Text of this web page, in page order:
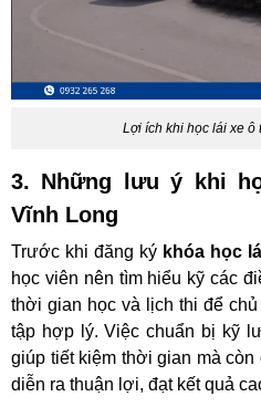
Lợi ích khi học lái xe ô
3. Những lưu ý khi
Vĩnh Long
Trước khi đăng ký khóa học
học viên nên tìm hiểu kỹ các
thời gian học và lịch thi để
tập hợp lý. Việc chuẩn bị kỹ
giúp tiết kiệm thời gian mà
diễn ra thuận lợi, đạt kết quả